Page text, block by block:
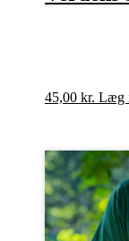
45,00 kr. Læg